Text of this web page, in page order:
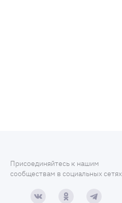
Присоединяйтесь к нашим
сообществам в социальных сетях